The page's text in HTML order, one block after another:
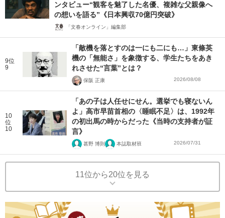
ンタビュー“観客を魅了した名優、複雑な父親像へ
の想いを語る”《日本興収70億円突破》
「文春オンライン」編集部
9位
9
「敵機を落とすのは一にも二にも…」東條英
機の「無能さ」を象徴する、学生たちをあき
れさせた“言葉”とは？
保阪 正康 2026/08/08
10
位
10
「あの子は人任せにせん。選挙でも寝ないん
よ」高市早苗首相の〈睡眠不足〉は、1992年
の初出馬の時からだった《当時の支持者が証
言》
甚野 博則 本誌取材班 2026/07/31
11位から20位を見る